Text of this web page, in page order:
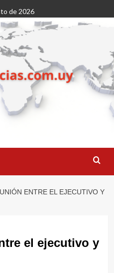
de 2026
ENTRE EL EJECUTIVO Y
el ejecutivo y